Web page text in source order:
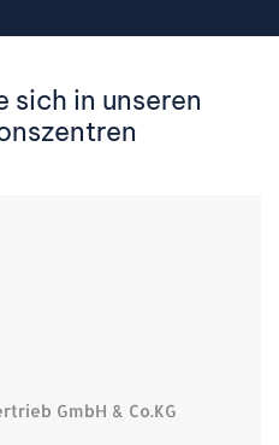
sich in unseren
GmbH & Co.KG